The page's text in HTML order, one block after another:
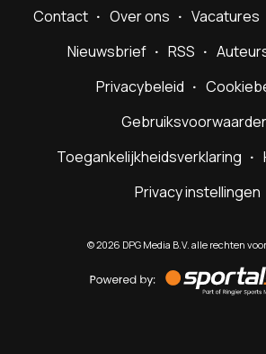
Contact Over ons Vacatures
Nieuwsbrief
RSS
Privacybeleid
Toegankelijkheidsverklaring
Privacy instellingen
©2026 DPG Media B.V. alle rechten
by
Sportal365